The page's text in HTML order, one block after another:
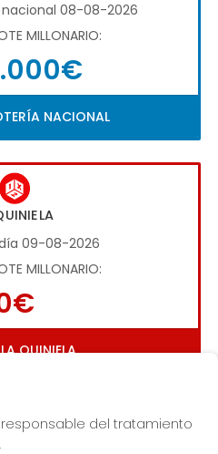
08-08-2026
MILLONARIO:
NACIONAL
09-08-2026
MILLONARIO:
QUINIELA
el responsable del tratamiento